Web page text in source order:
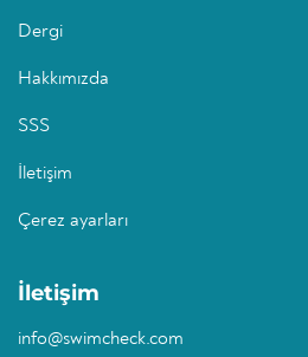
Dergi
Hakkımızda
SSS
İletişim
Çerez ayarları
İletişim
info@swimcheck.com